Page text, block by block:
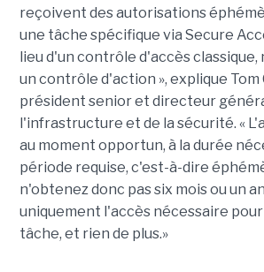
reçoivent des autorisations
une tâche spécifique via Secure
lieu d'un contrôle d'accès classique,
un contrôle d'action », explique Tom
président senior et directeur
l'infrastructure et de la sécurité. «
au moment opportun, à la durée
période requise, c'est-à-dire
n'obtenez donc pas six mois ou un
uniquement l'accès nécessaire
tâche, et rien de plus.»